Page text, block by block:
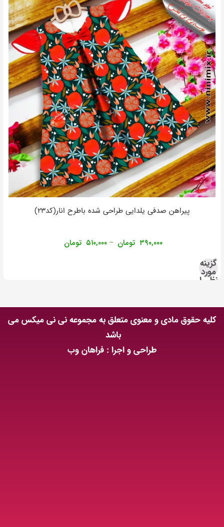
پیراهن صدفی یلدایی طراحی شده باطرح انار(کد۲۳)
۳۹۰,۰۰۰ تومان – ۵۱۰,۰۰۰ تومان
گزینه
مورد
نظر را
کلیه حقوق مادی و معنوی متعلق به مجموعه نی نی میکس می
باشد
طراحی و اجرا : فراهان وب